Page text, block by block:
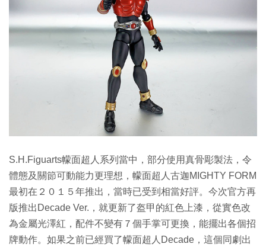
S.H.Figuarts幪面超人系列當中，部分使用真骨彫製法，令
體態及關節可動能力更理想，幪面超人古迦MIGHTY FORM
最初在２０１５年推出，當時已受到相當好評。今次官方再
版推出Decade Ver.，就更新了盔甲的紅色上漆，從實色改
為金屬光澤紅，配件不變有７個手掌可更換，能擺出各個招
牌動作。如果之前已經買了幪面超人Decade，這個同劇出